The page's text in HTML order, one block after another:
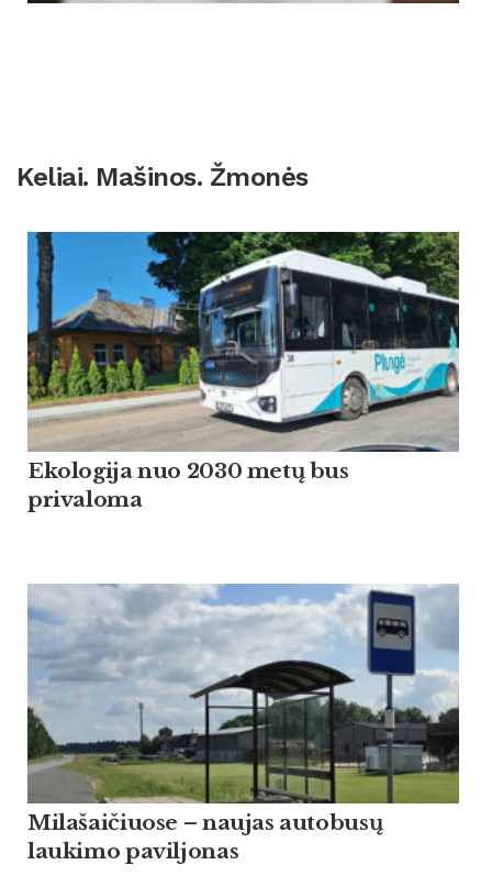
Keliai. Mašinos. Žmonės
Ekologija nuo 2030 metų bus
privaloma
Milašaičiuose – naujas autobusų
laukimo paviljonas